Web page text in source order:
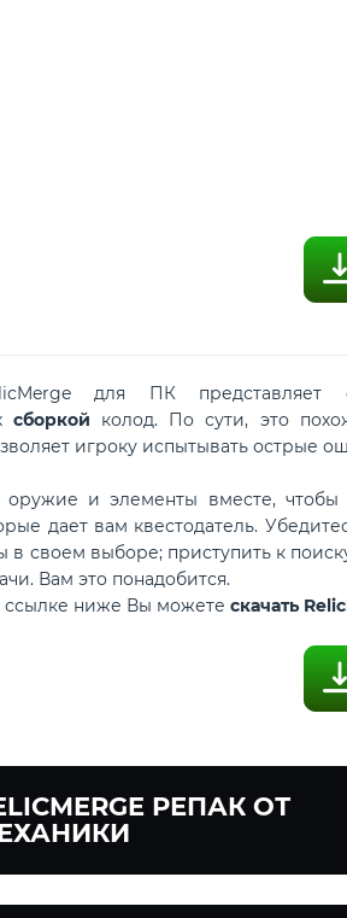
для ПК представляет
сборкой колод. По сути, это
игроку испытывать острые
оружие и элементы вместе,
дает вам квестодатель.
в своем выборе; приступить к
Вам это понадобится.
ссылке ниже Вы можете скачать
РЕПАК ОТ